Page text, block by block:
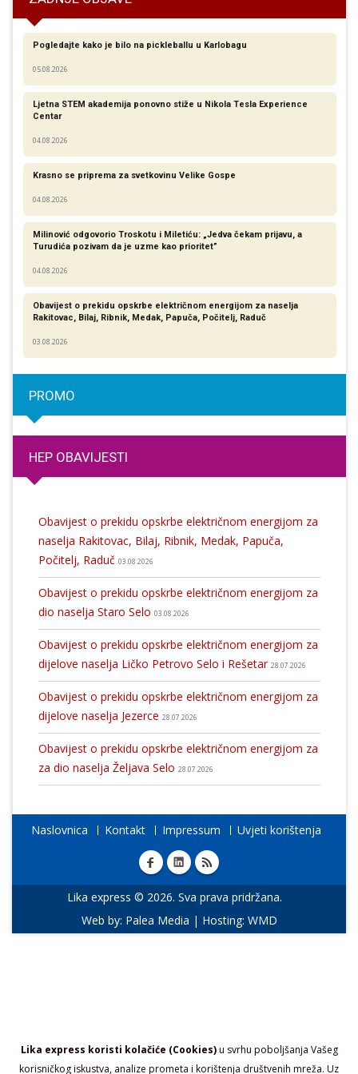
Lika express koristi kolačiće (Cookies)u svrhu poboljšanja Vašeg
korisničkog iskustva, analize prometa i korištenja društvenih mreža. Uz
Pogledajte kako je bilo na pickleballu u Karlobagu
05.08.2026
Ljetna STEM akademija ponovno stiže u Nikola Tesla Experience
Centar
04.08.2026
Krasno se priprema za svetkovinu Velike Gospe
04.08.2026
Milinović odgovorio Troskotu i Miletiću: „Jedva čekam prijavu, a
Turudića pozivam da je uzme kao prioritet”
04.08.2026
Obavijest o prekidu opskrbe električnom energijom za naselja
Rakitovac, Bilaj, Ribnik, Medak, Papuča, Počitelj, Raduč
03.08.2026
PROMO
HEP OBAVIJESTI
Obavijest o prekidu opskrbe električnom energijom za
naselja Rakitovac, Bilaj, Ribnik, Medak, Papuča,
Počitelj, Raduč 03.08.2026
Obavijest o prekidu opskrbe električnom energijom za
dio naselja Staro Selo 03.08.2026
Obavijest o prekidu opskrbe električnom energijom za
dijelove naselja Ličko Petrovo Selo i Rešetar 28.07.2026
Obavijest o prekidu opskrbe električnom energijom za
dijelove naselja Jezerce 28.07.2026
Obavijest o prekidu opskrbe električnom energijom za
za dio naselja Željava Selo 28.07.2026
Naslovnica Kontakt Impressum Uvjeti korištenja
Lika express © 2026. Sva prava pridržana.
Web by: Palea Media | Hosting: WMD